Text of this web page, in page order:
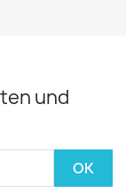
und